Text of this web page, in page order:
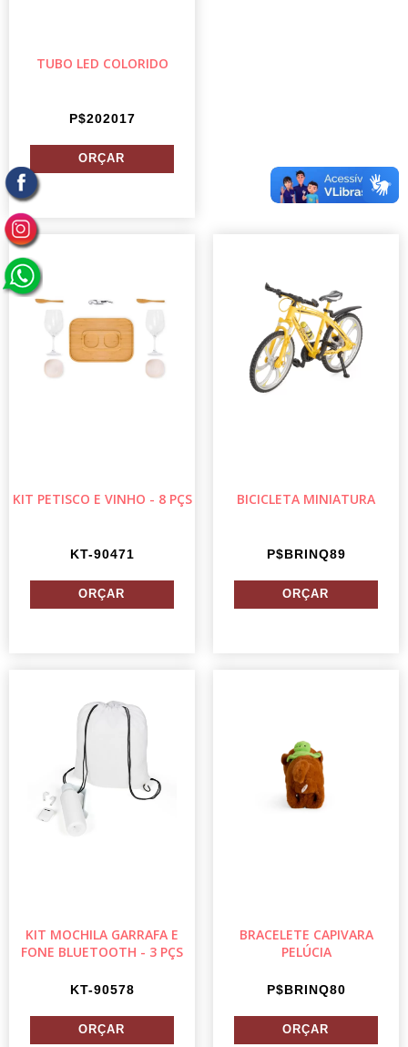
TUBO LED COLORIDO
P$202017
KIT PETISCO E VINHO - 8 PÇS
KT-90471
BICICLETA MINIATURA
P$BRINQ89
KIT MOCHILA GARRAFA E
FONE BLUETOOTH - 3 PÇS
KT-90578
BRACELETE CAPIVARA
PELÚCIA
P$BRINQ80